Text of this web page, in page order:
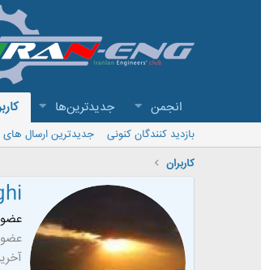
انجمن جدیدترین‌ها
بازدید کنندگان کنونی جدیدترین ارسال های
کاربران